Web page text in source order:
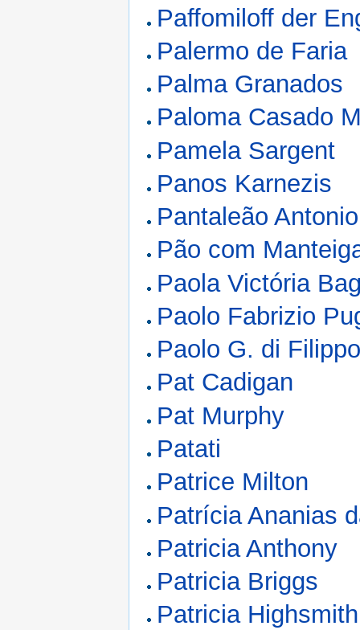
Paffomiloff der
Palermo de Faria
Palma Granados
Paloma Casado
Pamela Sargent
Panos Karnezis
Pantaleão
Pão com
Paola Victória
Paolo Fabrizio
Paolo G. di
Pat Cadigan
Pat Murphy
Patati
Patrice Milton
Patrícia Ananias
Patricia Anthony
Patricia Briggs
Patricia Highsmith